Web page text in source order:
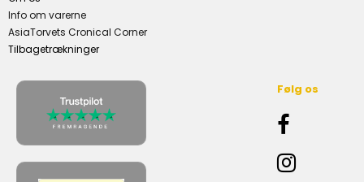
Info om varerne
AsiaTorvets Cronical Corner
Tilbagetrækninger
Følg os